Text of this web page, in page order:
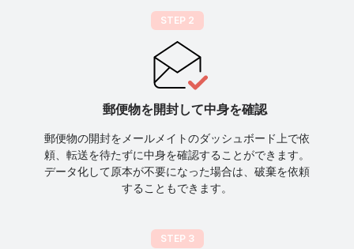
STEP 2
郵便物を開封して中身を確認
郵便物の開封をメールメイトのダッシュボード上で依
頼、転送を待たずに中身を確認することができます。
データ化して原本が不要になった場合は、破棄を依頼
することもできます。
STEP 3